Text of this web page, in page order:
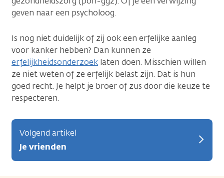
geven naar een psycholoog.
Is nog niet duidelijk of zij ook een erfelijke aanleg
voor kanker hebben? Dan kunnen ze
erfelijkheidsonderzoek laten doen. Misschien willen
ze niet weten of ze erfelijk belast zijn. Dat is hun
goed recht. Je helpt je broer of zus door die keuze te
respecteren.
Volgend artikel
Je vrienden